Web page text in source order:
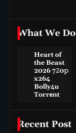
What We Do
Heart of
the Beast
2026 7𝟸0𝚙
x264
Bolly4u
Torr𝐞nt
Recent Post